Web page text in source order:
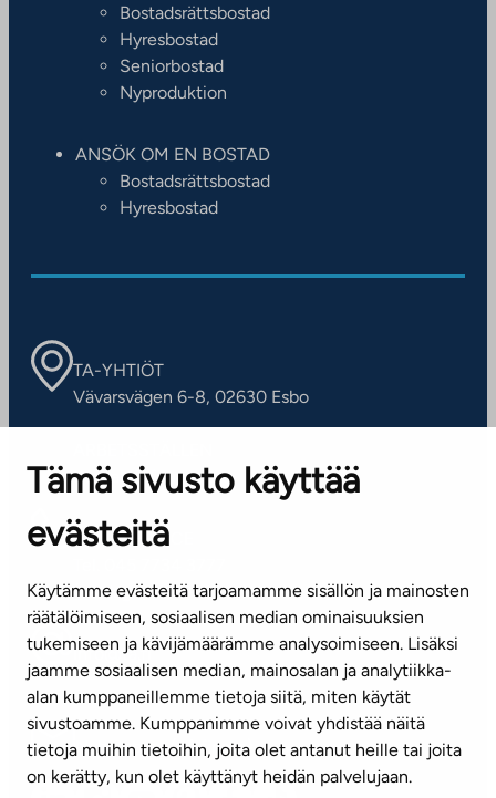
Tämä sivusto käyttää
evästeitä
Käytämme evästeitä tarjoamamme sisällön ja mainosten
räätälöimiseen, sosiaalisen median ominaisuuksien
tukemiseen ja kävijämäärämme analysoimiseen. Lisäksi
jaamme sosiaalisen median, mainosalan ja analytiikka-
alan kumppaneillemme tietoja siitä, miten käytät
sivustoamme. Kumppanimme voivat yhdistää näitä
tietoja muihin tietoihin, joita olet antanut heille tai joita
on kerätty, kun olet käyttänyt heidän palvelujaan.
Bostadsrättsbostad
Hyresbostad
Seniorbostad
Nyproduktion
ANSÖK OM EN BOSTAD
Bostadsrättsbostad
Hyresbostad
TA-YHTIÖT
Vävarsvägen 6-8, 02630 Esbo
Kontaktinformation
KUNDSERVICE
(vardagar kl. 8–16)
info@ta.fi
Nyhetsbrev (på finska)